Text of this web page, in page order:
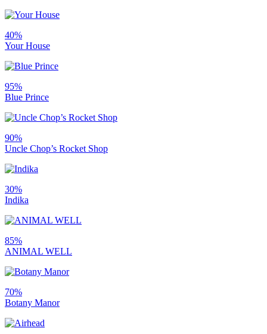
40%
Your House
95%
Blue Prince
90%
Uncle Chop’s Rocket Shop
30%
Indika
85%
ANIMAL WELL
70%
Botany Manor